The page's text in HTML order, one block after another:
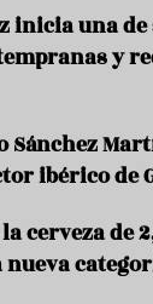
inicia una de
y
Sánchez
ibérico de
cerveza de